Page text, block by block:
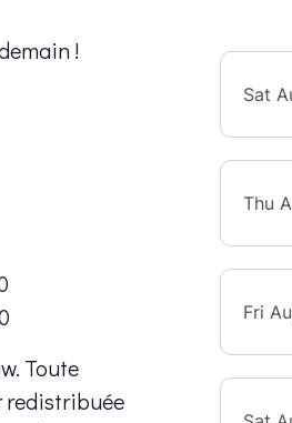
!
Toute
redistribuée